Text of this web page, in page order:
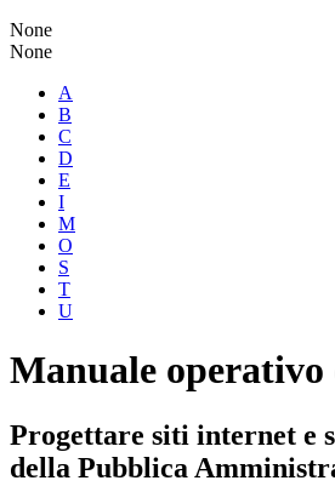
None
None
A
B
C
D
E
I
M
O
S
T
U
Manuale operativo
Progettare siti internet e
della Pubblica